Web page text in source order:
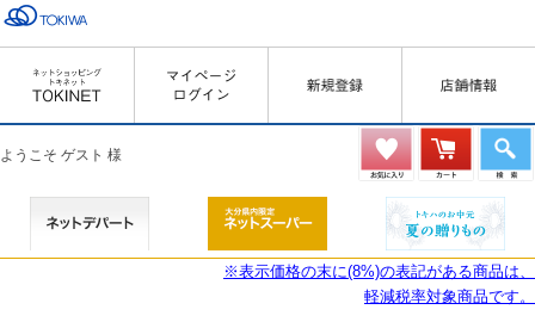
ようこそ ゲスト 様
※表示価格の末に(8%)の表記がある商品は、
軽減税率対象商品です。